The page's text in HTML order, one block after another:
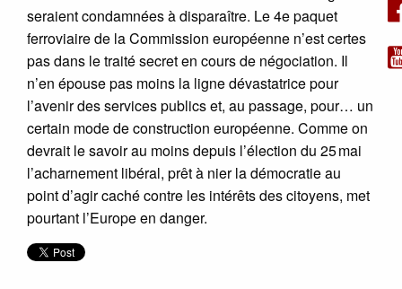
seraient condamnées à disparaître. Le 4e paquet
ferroviaire de la Commission européenne n’est certes
pas dans le traité secret en cours de négociation. Il
n’en épouse pas moins la ligne dévastatrice pour
l’avenir des services publics et, au passage, pour… un
certain mode de construction européenne. Comme on
devrait le savoir au moins depuis l’élection du 25 mai
l’acharnement libéral, prêt à nier la démocratie au
point d’agir caché contre les intérêts des citoyens, met
pourtant l’Europe en danger.